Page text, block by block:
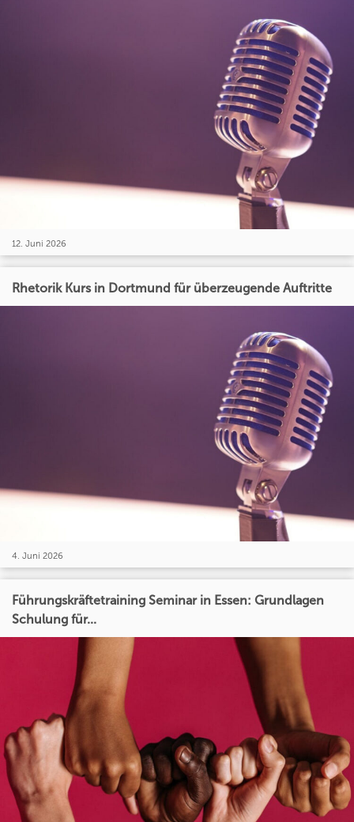
12. Juni 2026
Rhetorik Kurs in Dortmund für überzeugende Auftritte
4. Juni 2026
Führungskräftetraining Seminar in Essen: Grundlagen
Schulung für...